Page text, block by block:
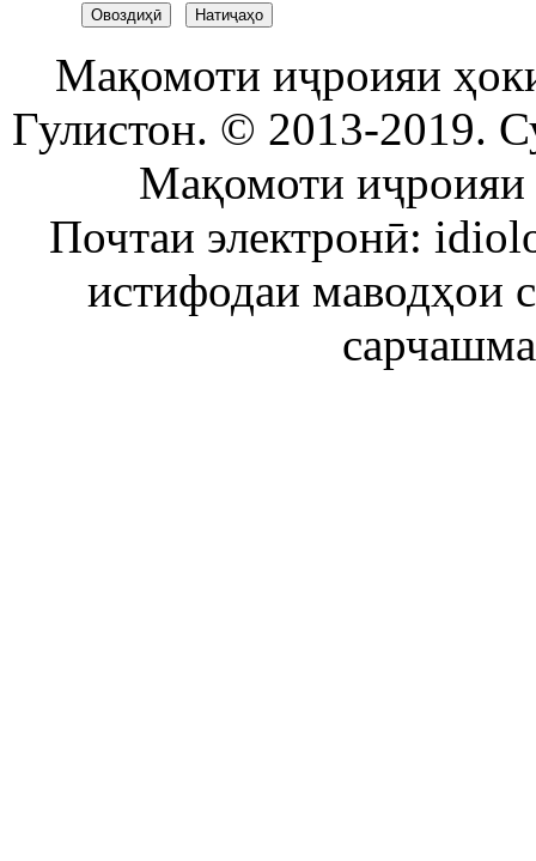
Мақомоти иҷроияи
Гулистон. © 2013-2019.
Мақомоти иҷроияи
Почтаи электронӣ:
истифодаи маводҳои